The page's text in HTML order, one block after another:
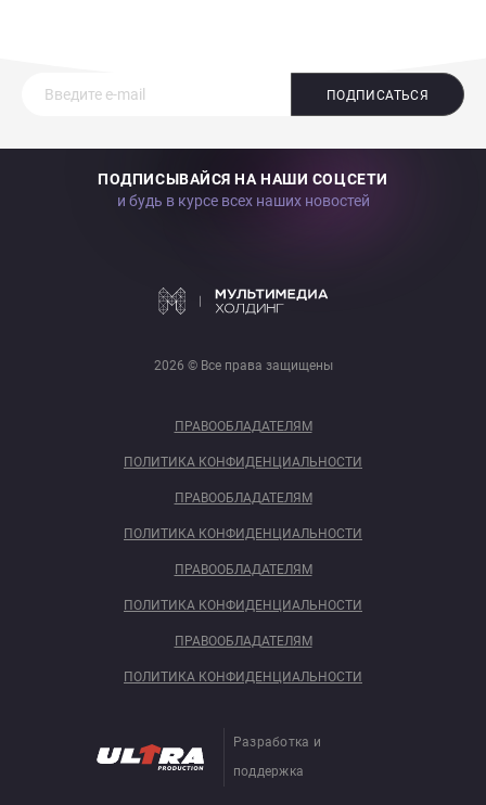
ПОДПИСАТЬСЯ
ПОДПИСЫВАЙСЯ НА НАШИ СОЦСЕТИ
и будь в курсе всех наших новостей
2026 © Все права защищены
ПРАВООБЛАДАТЕЛЯМ
ПОЛИТИКА КОНФИДЕНЦИАЛЬНОСТИ
ПРАВООБЛАДАТЕЛЯМ
ПОЛИТИКА КОНФИДЕНЦИАЛЬНОСТИ
ПРАВООБЛАДАТЕЛЯМ
ПОЛИТИКА КОНФИДЕНЦИАЛЬНОСТИ
ПРАВООБЛАДАТЕЛЯМ
ПОЛИТИКА КОНФИДЕНЦИАЛЬНОСТИ
Разработка и
поддержка